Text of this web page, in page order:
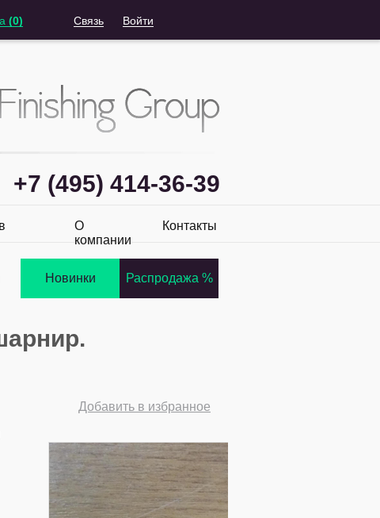
(0) Связь
Войти
+7 (495) 414-36-39
О
компании
Контакты
Новинки Распродажа %
Добавить в избранное